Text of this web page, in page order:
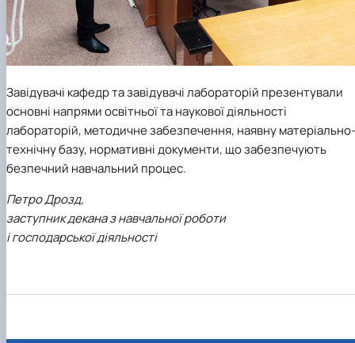
Завідувачі кафедр та завідувачі лабораторій презентували
основні напрями освітньої та наукової діяльності
лабораторій, методичне забезпечення, наявну матеріально-
технічну базу, нормативні документи, що забезпечують
безпечний навчальний процес.
Петро Дрозд,
заступник декана з навчальної роботи
і господарської діяльності